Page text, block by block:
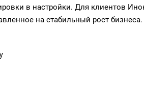
в настройки. Для клиентов
на стабильный рост бизнеса.